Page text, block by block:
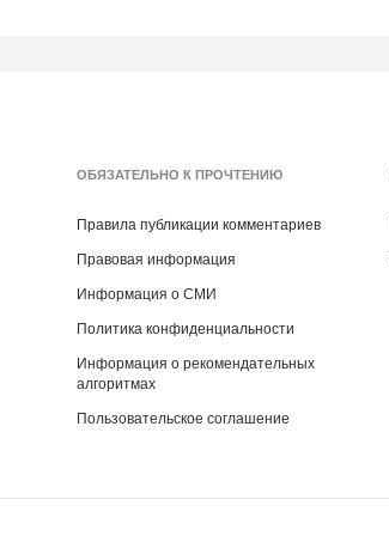
ОБЯЗАТЕЛЬНО К ПРОЧТЕНИЮ
Правила публикации комментариев
Правовая информация
Информация о СМИ
Политика конфиденциальности
Информация о рекомендательных
алгоритмах
Пользовательское соглашение